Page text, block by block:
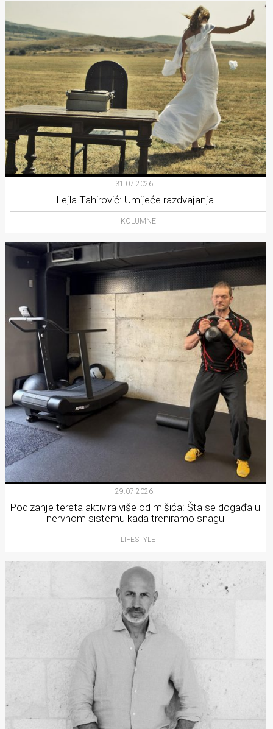
31.07.2026.
Lejla Tahirović: Umijeće razdvajanja
KOLUMNE
29.07.2026.
Podizanje tereta aktivira više od mišića: Šta se događa u
nervnom sistemu kada treniramo snagu
LIFESTYLE